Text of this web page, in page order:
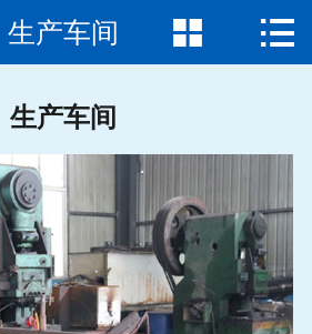
首页
新闻动态
生产车间
企业资质
生产车间  
生产车间